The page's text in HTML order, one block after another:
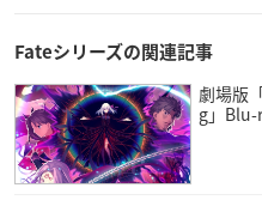
Fateシリーズの関連記事
劇場版
g」Blu-